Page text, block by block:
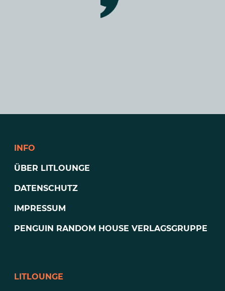
INFO
ÜBER LITLOUNGE
DATENSCHUTZ
IMPRESSUM
PENGUIN RANDOM HOUSE VERLAGSGRUPPE
LITLOUNGE